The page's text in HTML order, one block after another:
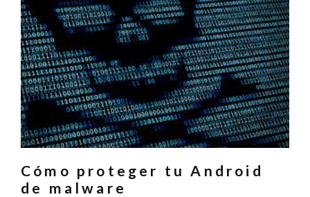
Cómo proteger tu Android
de malware